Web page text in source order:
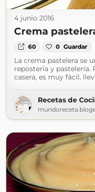
4 junio 2016
Crema
60 0 Guardar
La crema pastelera se
repostería y pastelería.
casera, es muy fácil,
Recetas de